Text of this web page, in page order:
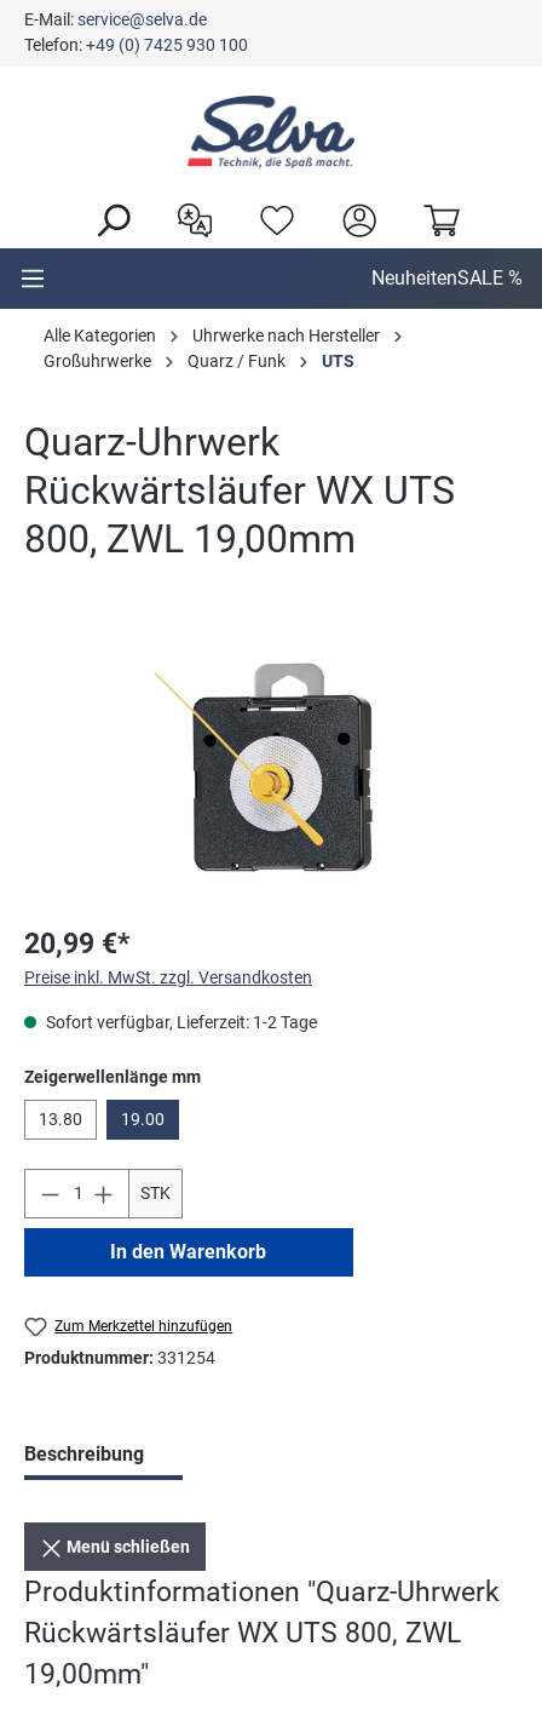
springen
E-Mail:service@selva.de
Telefon:+49 (0) 7425 930 100
NeuheitenSALE %
Alle Kategorien
Uhrwerke nach Hersteller
Großuhrwerke
Quarz / Funk UTS
Quarz-Uhrwerk
Rückwärtsläufer WX UTS
800, ZWL 19,00mm
20,99 €*
Preise inkl. MwSt. zzgl. Versandkosten
Sofort verfügbar, Lieferzeit: 1-2 Tage
Zeigerwellenlänge mmauswählen
13.80 19.00
STK
In den Warenkorb
Zum Merkzettel hinzufügen
Produktnummer: 331254
Beschreibung
Menü schließen
Produktinformationen "Quarz-Uhrwerk
Rückwärtsläufer WX UTS 800, ZWL
19,00mm"